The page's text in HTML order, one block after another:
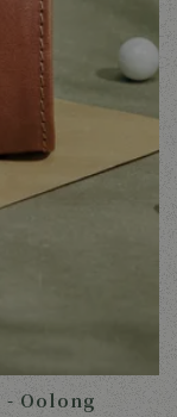
- Oolong